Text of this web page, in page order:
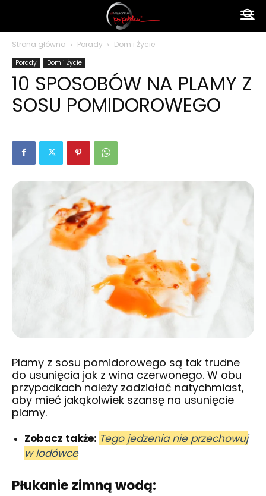
Strona główna Porady Dom i Życie
Porady Dom i Życie
10 SPOSOBÓW NA PLAMY Z
SOSU POMIDOROWEGO
Plamy z sosu pomidorowego są tak trudne
do usunięcia jak z wina czerwonego. W obu
przypadkach należy zadziałać natychmiast,
aby mieć jakąkolwiek szansę na usunięcie
plamy.
Zobacz także: Tego jedzenia nie przechowuj
w lodówce
Płukanie zimną wodą: